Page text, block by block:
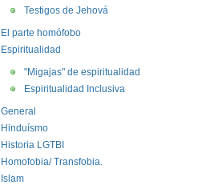
Testigos de Jehová
El parte homófobo
Espiritualidad
"Migajas" de espiritualidad
Espiritualidad Inclusiva
General
Hinduísmo
Historia LGTBI
Homofobia/ Transfobia.
Islam